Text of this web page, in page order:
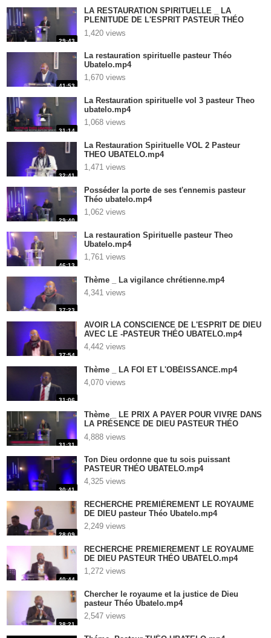
29:43
LA RESTAURATION SPIRITUELLE _ LA
PLENITUDE DE L'ESPRIT PASTEUR THÉO
UBATELO.mp4
1,420 views
41:53
La restauration spirituelle pasteur Théo
Ubatelo.mp4
1,670 views
31:14
La Restauration spirituelle vol 3 pasteur Theo
ubatelo.mp4
1,068 views
32:41
La Restauration Spirituelle VOL 2 Pasteur
THEO UBATELO.mp4
1,471 views
29:40
Posséder la porte de ses t'ennemis pasteur
Théo ubatelo.mp4
1,062 views
46:13
La restauration Spirituelle pasteur Theo
Ubatelo.mp4
1,761 views
37:23
Thème _ La vigilance chrétienne.mp4
4,341 views
37:54
AVOIR LA CONSCIENCE DE L'ESPRIT DE DIEU
AVEC LE -PASTEUR THÉO UBATELO.mp4
4,442 views
31:06
Thème _ LA FOI ET L'OBÉISSANCE.mp4
4,070 views
31:31
Thème _ LE PRIX A PAYER POUR VIVRE DANS
LA PRÉSENCE DE DIEU PASTEUR THÉO
UBATELO.mp4
4,888 views
30:41
Ton Dieu ordonne que tu sois puissant
PASTEUR THÉO UBATELO.mp4
4,325 views
28:09
RECHERCHE PREMIÈREMENT LE ROYAUME
DE DIEU pasteur Théo Ubatelo.mp4
2,249 views
40:44
RECHERCHE PREMIEREMENT LE ROYAUME
DE DIEU PASTEUR THÉO UBATELO.mp4
1,272 views
38:21
Chercher le royaume et la justice de Dieu
pasteur Théo Ubatelo.mp4
2,547 views